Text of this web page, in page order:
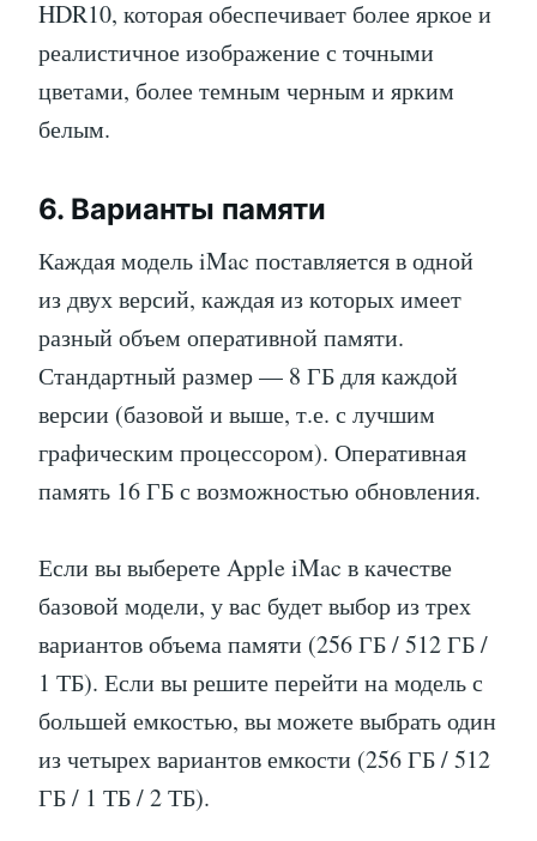
HDR10, которая обеспечивает более яркое и
реалистичное изображение с точными
цветами, более темным черным и ярким
белым.
6. Варианты памяти
Каждая модель iMac поставляется в одной
из двух версий, каждая из которых имеет
разный объем оперативной памяти.
Стандартный размер — 8 ГБ для каждой
версии (базовой и выше, т.е. с лучшим
графическим процессором). Оперативная
память 16 ГБ с возможностью обновления.
Если вы выберете Apple iMac в качестве
базовой модели, у вас будет выбор из трех
вариантов объема памяти (256 ГБ / 512 ГБ /
1 ТБ). Если вы решите перейти на модель с
большей емкостью, вы можете выбрать один
из четырех вариантов емкости (256 ГБ / 512
ГБ / 1 ТБ / 2 ТБ).